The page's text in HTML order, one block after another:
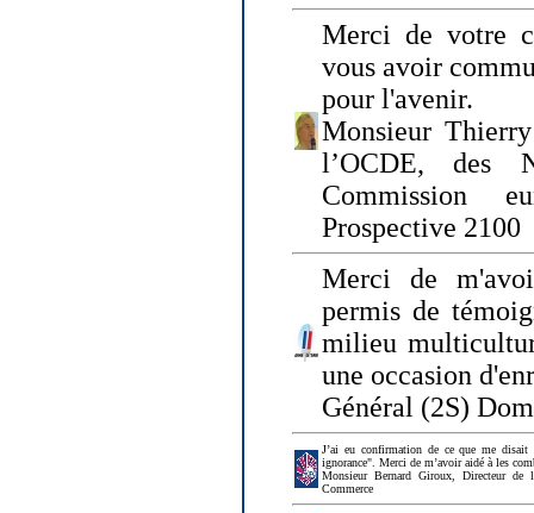
Merci de votre
vous avoir
pour l'avenir.
Monsieur
l’OCDE, des
Commission
Prospective 2100
Merci de
permis de
milieu
une occasion
Général (2S)
J’ai eu confirmation de ce que me disait
ignorance". Merci de m’avoir aidé à les
Monsieur Bernard Giroux, Directeur de
Commerce